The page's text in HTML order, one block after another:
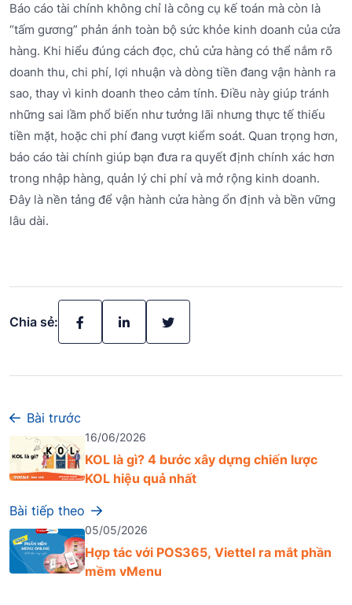
Báo cáo tài chính không chỉ là công cụ kế toán mà còn là
“tấm gương” phản ánh toàn bộ sức khỏe kinh doanh của cửa
hàng. Khi hiểu đúng cách đọc, chủ cửa hàng có thể nắm rõ
doanh thu, chi phí, lợi nhuận và dòng tiền đang vận hành ra
sao, thay vì kinh doanh theo cảm tính. Điều này giúp tránh
những sai lầm phổ biến như tưởng lãi nhưng thực tế thiếu
tiền mặt, hoặc chi phí đang vượt kiểm soát. Quan trọng hơn,
báo cáo tài chính giúp bạn đưa ra quyết định chính xác hơn
trong nhập hàng, quản lý chi phí và mở rộng kinh doanh.
Đây là nền tảng để vận hành cửa hàng ổn định và bền vững
lâu dài.
Chia sẻ:
Bài trước
16/06/2026
KOL là gì? 4 bước xây dựng chiến lược
KOL hiệu quả nhất
Bài tiếp theo
05/05/2026
Hợp tác với POS365, Viettel ra mắt phần
mềm vMenu